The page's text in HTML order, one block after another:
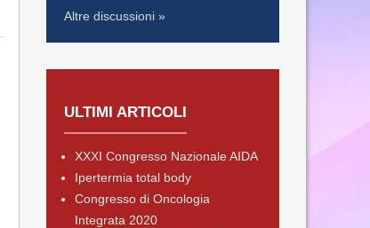
Altre discussioni »
ULTIMI ARTICOLI
XXXI Congresso Nazionale AIDA
Ipertermia total body
Congresso di Oncologia
Integrata 2020